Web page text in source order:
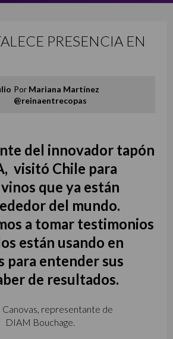
PRESENCIA EN
Por Mariana Martínez
@reinaentrecopas
del innovador tapón
visitó Chile para
que ya están
del mundo.
a tomar testimonios
están usando en
para entender sus
de resultados.